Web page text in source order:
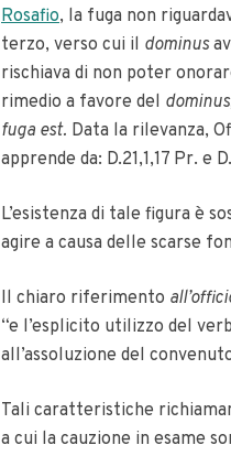
Rosafio, la fuga non
terzo, verso cui il dominus
rischiava di non poter
rimedio a favore del
fuga est. Data la rilevanza,
apprende da: D.21,1,17 Pr. e
L’esistenza di tale figura è
agire a causa delle scarse
Il chiaro riferimento
“e l’esplicito utilizzo del
all’assoluzione del
Tali caratteristiche
a cui la cauzione in esame